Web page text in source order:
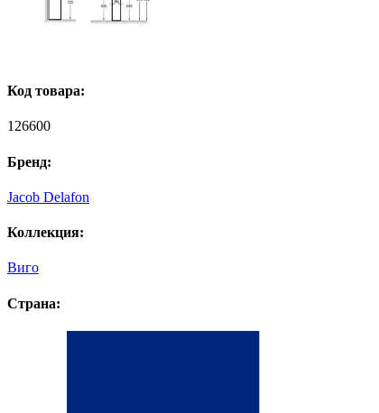
Код товара:
126600
Бренд:
Jacob Delafon
Коллекция:
Виго
Страна: